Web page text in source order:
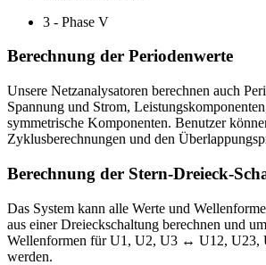
3 - Phase V
Berechnung der Periodenwerte
Unsere Netzanalysatoren berechnen auch
Spannung und Strom,
symmetrische Komponenten. Benutzer
Zyklusberechnungen und den
Berechnung der Stern-Dreieck-
Das System kann alle Werte und
aus einer Dreieckschaltung berechnen und
Wellenformen für U1, U2, U3 ↔ U12, U23,
werden.